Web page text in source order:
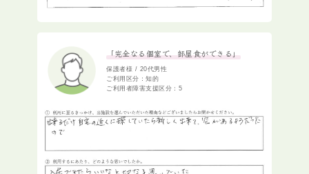
「完全なる個室で、部屋食ができる」
保護者様 / 20代男性
ご利用区分：知的
ご利用者障害支援区分：5